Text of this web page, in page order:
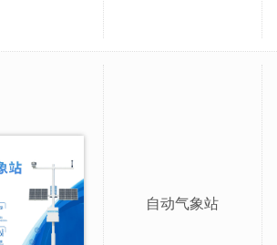
自动气象站